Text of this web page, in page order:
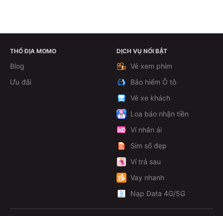
Theo dõi
THỔ ĐỊA MOMO
Blog
Ưu đãi
DỊCH VỤ NỔI BẬT
Vé xem phim
Bảo hiểm Ô tô
Vé xe khách
Loa báo nhận tiền
Ví nhân ái
Sim số đẹp
Ví trả sau
Vay nhanh
Nạp Data 4G/5G